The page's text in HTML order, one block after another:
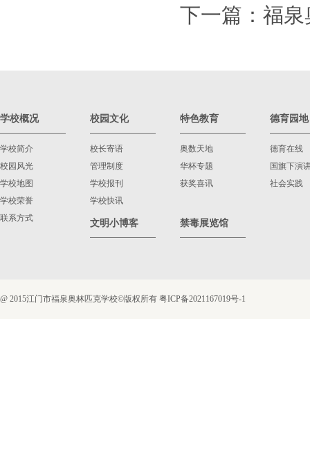
下一篇： 福泉
学校概况
学校简介
校园风光
学校地图
学校荣誉
联系方式
校园文化
校长寄语
管理制度
学校报刊
学校快讯
特色教育
奥数天地
华杯专题
获奖喜讯
德育园地
德育在线
国旗下演
社会实践
文明小博客 禁毒展览馆
@ 2015江门市福泉奥林匹克学校©版权所有 粤ICP备2021167019号-1